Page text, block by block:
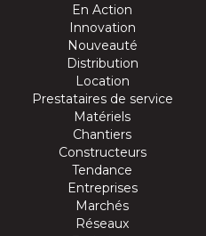
En Action
Innovation
Nouveauté
Distribution
Location
Prestataires de service
Matériels
Chantiers
Constructeurs
Tendance
Entreprises
Marchés
Réseaux